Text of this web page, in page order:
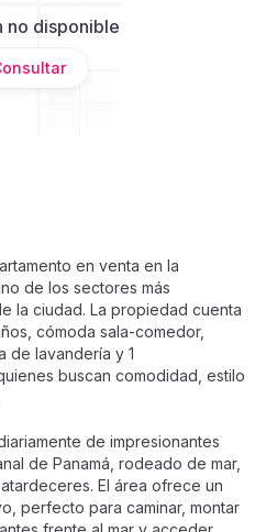
no disponible
en venta en la
de los sectores más
la ciudad. La propiedad cuenta
cómoda sala-comedor,
de lavandería y 1
buscan comodidad, estilo
de impresionantes
de Panamá, rodeado de mar,
El área ofrece un
perfecto para caminar, montar